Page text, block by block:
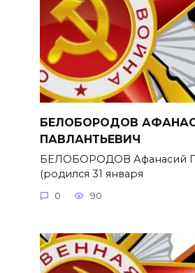
БЕЛОБОРОДОВ
ПАВЛАНТЬЕВИЧ
БЕЛОБОРОДОВ Афанасий
(родился 31 января
0 90